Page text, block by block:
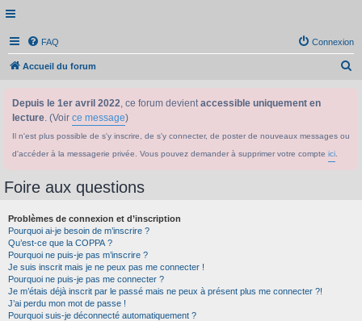
FAQ Connexion
Accueil du forum
Depuis le 1er avril 2022, ce forum devientaccessible uniquement en
lecture. (Voir ce message)
Il n'est plus possible de s'y inscrire, de s'y connecter, de poster de nouveaux messages ou
d'accéder à la messagerie privée. Vous pouvez demander à supprimer votre compte ici
Foire aux questions
Problèmes de connexion et d’inscription
Pourquoi ai-je besoin de m’inscrire ?
Qu’est-ce que la COPPA ?
Pourquoi ne puis-je pas m’inscrire ?
Je suis inscrit mais je ne peux pas me connecter !
Pourquoi ne puis-je pas me connecter ?
Je m’étais déjà inscrit par le passé mais ne peux à présent plus me connecter ?!
J’ai perdu mon mot de passe !
Pourquoi suis-je déconnecté automatiquement ?